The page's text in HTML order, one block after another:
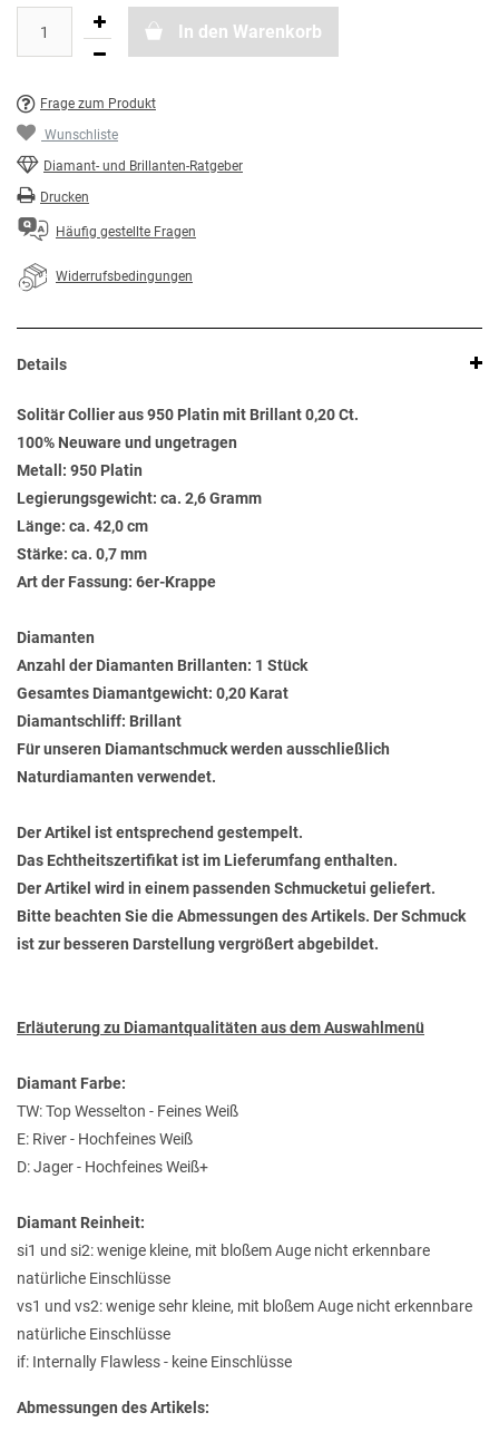
In den Warenkorb
Frage zum Produkt
Wunschliste
Diamant- und Brillanten-Ratgeber
Drucken
Häufig gestellte Fragen
Widerrufsbedingungen
Details
Solitär Collier aus 950 Platin mit Brillant 0,20 Ct.
100% Neuware und ungetragen
Metall: 950 Platin
Legierungsgewicht: ca. 2,6 Gramm
Länge: ca. 42,0 cm
Stärke: ca. 0,7 mm
Art der Fassung: 6er-Krappe
Diamanten
Anzahl der Diamanten Brillanten: 1 Stück
Gesamtes Diamantgewicht: 0,20 Karat
Diamantschliff: Brillant
Für unseren Diamantschmuck werden ausschließlich
Naturdiamanten verwendet.
Der Artikel ist entsprechend gestempelt.
Das Echtheitszertifikat ist im Lieferumfang enthalten.
Der Artikel wird in einem passenden Schmucketui geliefert.
Bitte beachten Sie die Abmessungen des Artikels. Der Schmuck
ist zur besseren Darstellung vergrößert abgebildet.
Erläuterung zu Diamantqualitäten aus dem Auswahlmenü
Diamant Farbe:
TW: Top Wesselton - Feines Weiß
E: River - Hochfeines Weiß
D: Jager - Hochfeines Weiß+
Diamant Reinheit:
si1 und si2: wenige kleine, mit bloßem Auge nicht erkennbare
natürliche Einschlüsse
vs1 und vs2: wenige sehr kleine, mit bloßem Auge nicht erkennbare
natürliche Einschlüsse
if: Internally Flawless - keine Einschlüsse
Abmessungen des Artikels: